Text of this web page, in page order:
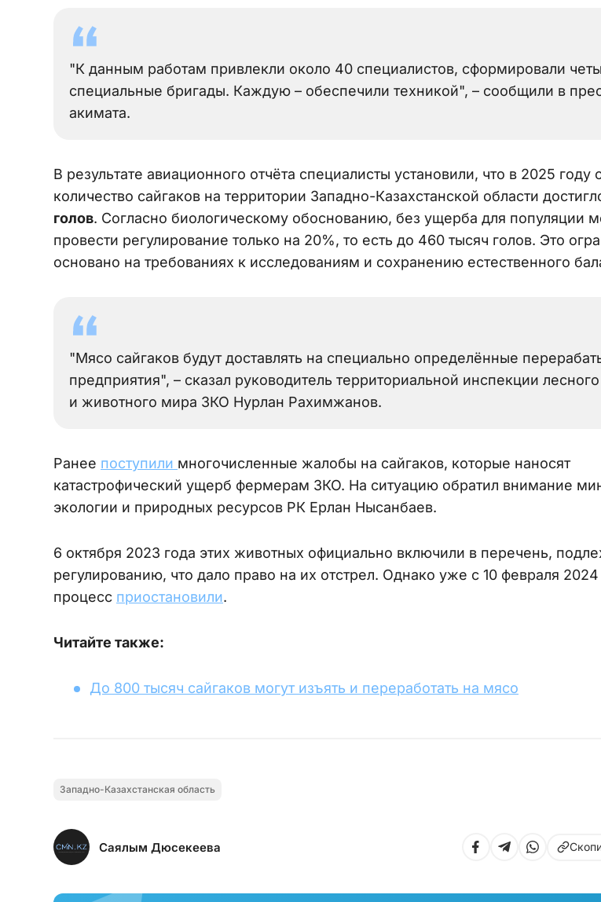
"К данным работам привлекли около 40 специалистов, сформировали
специальные бригады. Каждую – обеспечили техникой", – сообщили в
акимата.
В результате авиационного отчёта специалисты установили, что в 2025 году
количество сайгаков на территории Западно-Казахстанской области
голов. Согласно биологическому обоснованию, без ущерба для популяции
провести регулирование только на 20%, то есть до 460 тысяч голов. Это
основано на требованиях к исследованиям и сохранению естественного
"Мясо сайгаков будут доставлять на специально определённые
предприятия", – сказал руководитель территориальной инспекции лесного
и животного мира ЗКО Нурлан Рахимжанов.
Ранее поступили многочисленные жалобы на сайгаков, которые наносят
катастрофический ущерб фермерам ЗКО. На ситуацию обратил внимание
экологии и природных ресурсов РК Ерлан Нысанбаев.
6 октября 2023 года этих животных официально включили в перечень,
регулированию, что дало право на их отстрел. Однако уже с 10 февраля 2024
процесс приостановили.
Читайте также:
До 800 тысяч сайгаков могут изъять и переработать на мясо
Западно-Казахстанская область
Саялым Дюсекеева